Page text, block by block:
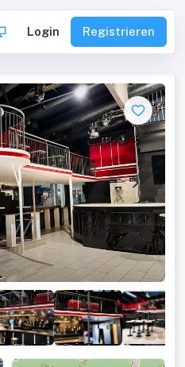
Login Registrieren